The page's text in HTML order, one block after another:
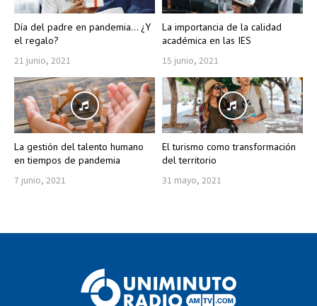
Día del padre en pandemia… ¿Y
el regalo?
21 junio, 2021
La importancia de la calidad
académica en las IES
15 junio, 2021
La gestión del talento humano
en tiempos de pandemia
7 junio, 2021
El turismo como transformación
del territorio
31 mayo, 2021